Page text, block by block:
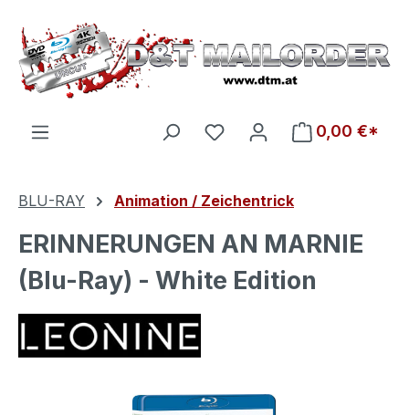
Zum Hauptinhalt springen
Du hast 0 Produkte auf
0,00 €*
BLU-RAY Animation / Zeichentrick
ERINNERUNGEN AN MARNIE
(Blu-Ray) - White Edition
Bildergalerie überspringen